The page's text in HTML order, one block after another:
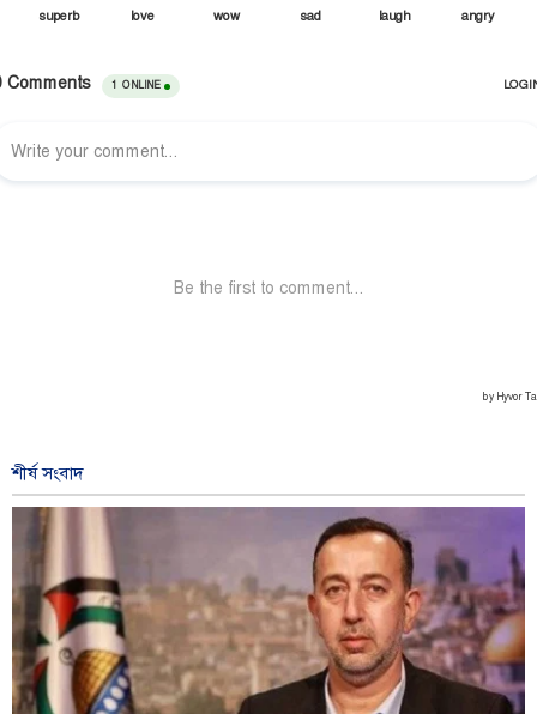
শীর্ষ সংবাদ